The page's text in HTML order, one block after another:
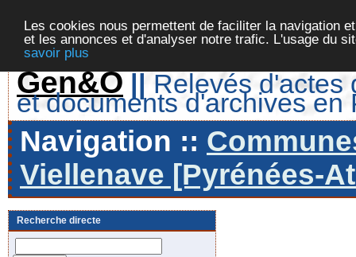
Les cookies nous permettent de faciliter la navigation
et les annonces et d'analyser notre trafic. L'usage du
savoir plus
Gen&O || Relevés d'actes
et documents d'archives en
Navigation ::
Viellenave [Pyrénées-
Recherche directe